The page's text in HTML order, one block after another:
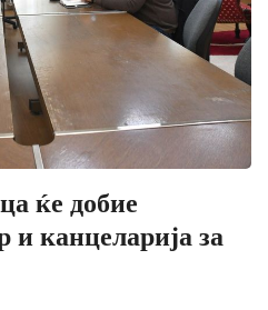
ќе добие
и канцеларија за